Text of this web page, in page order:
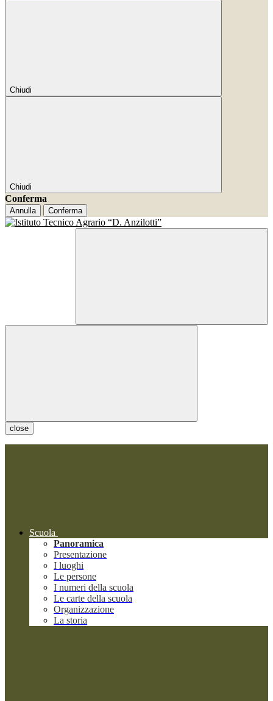
Chiudi
Chiudi
Conferma
Annulla Conferma
close
Scuola
Panoramica
Presentazione
I luoghi
Le persone
I numeri della scuola
Le carte della scuola
Organizzazione
La storia